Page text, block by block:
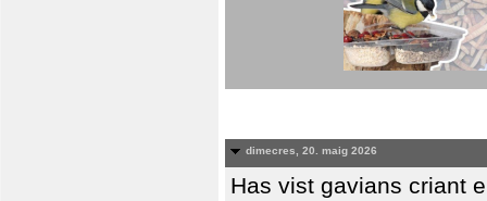
dimecres, 20. maig 2026
Has vist gavians criant